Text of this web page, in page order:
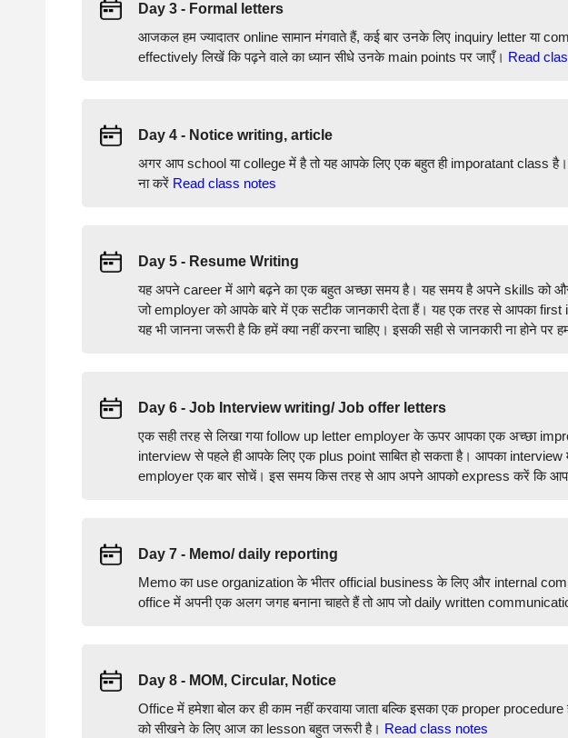
Day 3 - Formal letters
आजकल हम ज्यादातर online सामान मंगवाते हैं, कई बार उनके लिए inquiry letter या
effectively लिखें कि पढ़ने वाले का ध्यान सीधे उनके main points पर जाएँ। Read
Day 4 - Notice writing, article
अगर आप school या college में है तो यह आपके लिए एक बहुत ही imporatant
ना करें Read class notes
Day 5 - Resume Writing
यह अपने career में आगे बढ़ने का एक बहुत अच्छा समय है। यह समय है अपने skills को
जो employer को आपके बारे में एक सटीक जानकारी देता हैं। यह एक तरह से आपका first
यह भी जानना जरूरी है कि हमें क्या नहीं करना चाहिए। इसकी सही से जानकारी ना होने पर
Day 6 - Job Interview writing/ Job offer letters
एक सही तरह से लिखा गया follow up letter employer के ऊपर आपका एक अच्छा
interview से पहले ही आपके लिए एक plus point साबित हो सकता है। आपका interview
employer एक बार सोचें। इस समय किस तरह से आप अपने आपको express करें कि
Day 7 - Memo/ daily reporting
Memo का use organization के भीतर official business के लिए और internal
office में अपनी एक अलग जगह बनाना चाहते हैं तो आप जो daily written
Day 8 - MOM, Circular, Notice
Office में हमेशा बोल कर ही काम नहीं करवाया जाता बल्कि इसका एक proper
को सीखने के लिए आज का lesson बहुत जरूरी है। Read class notes